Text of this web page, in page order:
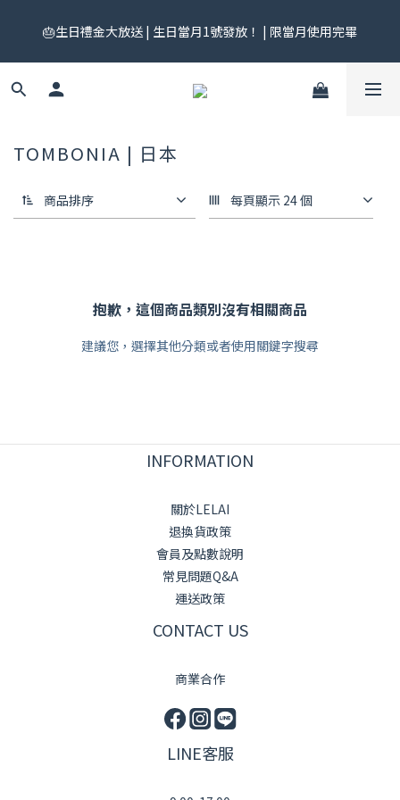
領券中心領，碼碼不同快去領！
🎂生日禮金大放送 | 生日當月1號發放！ | 限當月使用完畢
🎟️ 免運券來了！每月 25 號準時開搶｜$299／$999 各一張｜官網
TOMBONIA | 日本
商品排序 每頁顯示 24 個
抱歉，這個商品類別沒有相關商品
建議您，選擇其他分類或者使用關鍵字搜尋
INFORMATION
關於LELAI
退換貨政策
會員及點數說明
常見問題Q&A
運送政策
CONTACT US
商業合作
LINE客服